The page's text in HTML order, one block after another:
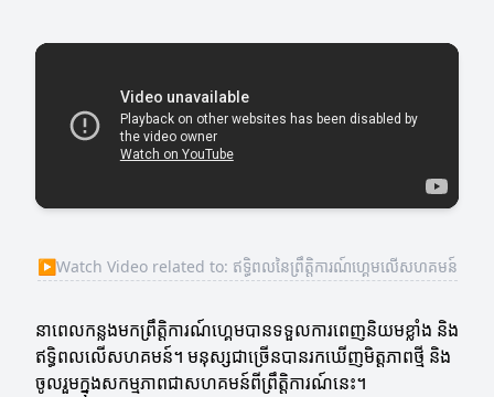
▶Watch Video related to: ឥទ្ធិពលនៃព្រឹត្តិការណ៍ហ្គេមលើសហគមន៍
នាពេលកន្លងមកព្រឹត្តិការណ៍ហ្គេមបានទទួលការពេញនិយមខ្លាំង និង
ឥទ្ធិពលលើសហគមន៍។ មនុស្សជាច្រើនបានរកឃើញមិត្តភាពថ្មី និង
ចូលរួមក្នុងសកម្មភាពជាសហគមន៍ពីព្រឹត្តិការណ៍នេះ។